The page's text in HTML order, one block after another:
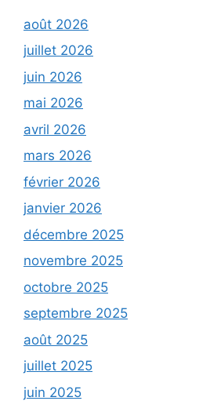
août 2026
juillet 2026
juin 2026
mai 2026
avril 2026
mars 2026
février 2026
janvier 2026
décembre 2025
novembre 2025
octobre 2025
septembre 2025
août 2025
juillet 2025
juin 2025